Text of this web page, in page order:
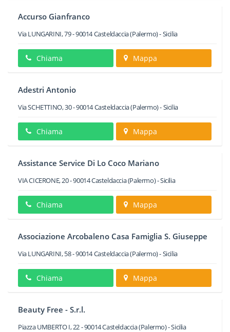
Accurso Gianfranco
Via LUNGARINI, 79-90014Casteldaccia(Palermo) -Sicilia
Chiama Mappa
Adestri Antonio
Via SCHETTINO, 30-90014Casteldaccia(Palermo) -Sicilia
Chiama Mappa
Assistance Service Di Lo Coco Mariano
VIA CICERONE, 20-90014Casteldaccia(Palermo) -Sicilia
Chiama Mappa
Associazione Arcobaleno Casa Famiglia S. Giuseppe
Via LUNGARINI, 58-90014Casteldaccia(Palermo) -Sicilia
Chiama Mappa
Beauty Free - S.r.l.
Piazza UMBERTO I, 22-90014Casteldaccia(Palermo) -Sicilia